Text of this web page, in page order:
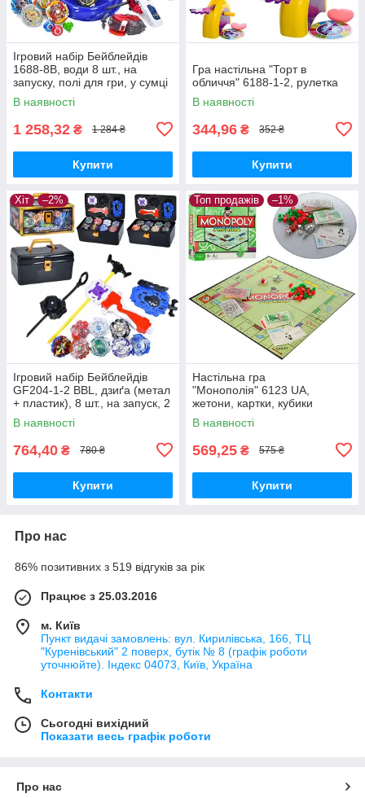
Ігровий набір Бейблейдів
1688-8B, води 8 шт., на
запуску, полі для гри, у сумці
В наявності
1 258,32 ₴ 1 284 ₴
Купити
Гра настільна "Торт в
обличчя" 6188-1-2, рулетка
В наявності
344,96 ₴ 352 ₴
Купити
Хіт –2%
Ігровий набір Бейблейдів
GF204-1-2 BBL, дзиґа (метал
+ пластик), 8 шт., на запуск, 2
типи, валіза/яскраво-
червоний
В наявності
764,40 ₴ 780 ₴
Купити
Топ продажів –1%
Настільна гра
"Монополія" 6123 UA,
жетони, картки, кубики
В наявності
569,25 ₴ 575 ₴
Купити
Про нас
86% позитивних з 519 відгуків за рік
Працює з 25.03.2016
м. Київ
Пункт видачі замовлень: вул. Кирилівська, 166, ТЦ
"Куренівський" 2 поверх, бутік № 8 (графік роботи
уточнюйте). Індекс 04073, Київ, Україна
Контакти
Сьогодні вихідний
Показати весь графік роботи
Про нас